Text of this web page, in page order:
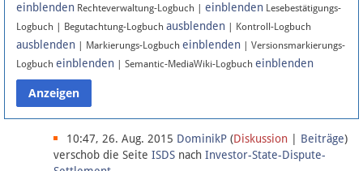
Anmelden
Datenschutz
Über Lobbypedia
einblenden Rechteverwaltung-Logbuch | einblenden Lesebestätigungs-
Logbuch | Begutachtung-Logbuch ausblenden | Kontroll-Logbuch
ausblenden | Markierungs-Logbuch einblenden | Versionsmarkierungs-
Logbuch einblenden | Semantic-MediaWiki-Logbuch einblenden
10:47, 26. Aug. 2015 DominikP (Diskussion Beiträge)
verschob die Seite ISDS nach Investor-State-Dispute-